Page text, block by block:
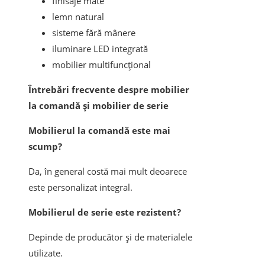
lemn natural
sisteme fără mânere
iluminare LED integrată
mobilier multifuncțional
Întrebări frecvente despre mobilier
la comandă și mobilier de serie
Mobilierul la comandă este mai
scump?
Da, în general costă mai mult deoarece
este personalizat integral.
Mobilierul de serie este rezistent?
Depinde de producător și de materialele
utilizate.